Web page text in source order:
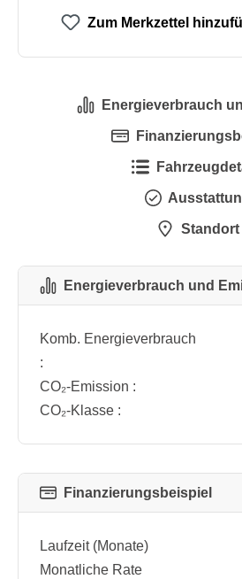
Zum Merkzettel
Energieverbrauch
Standort
Energieverbrauch und
Komb. Energieverbrauch
:
CO₂-Emission :
CO₂-Klasse :
Finanzierungsbeispiel
Laufzeit (Monate)
Monatliche Rate